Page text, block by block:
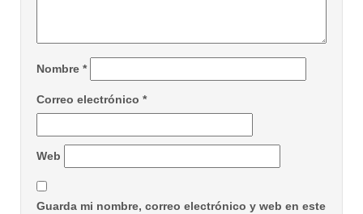
Nombre *
Correo electrónico *
Web
Guarda mi nombre, correo electrónico y web en este